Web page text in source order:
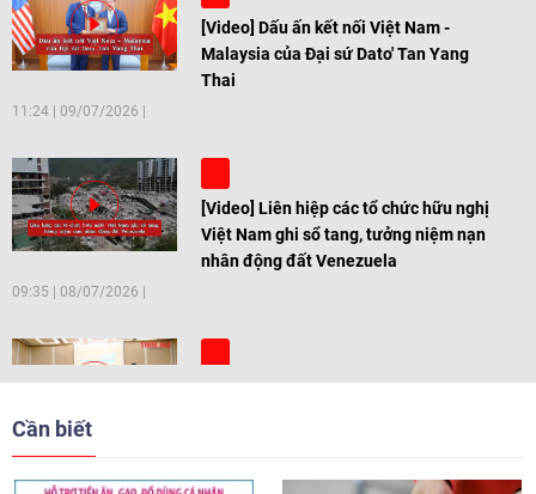
[Video] Dấu ấn kết nối Việt Nam -
Malaysia của Đại sứ Dato' Tan Yang
Thai
11:24 09/07/2026
[Video] Liên hiệp các tổ chức hữu nghị
Việt Nam ghi sổ tang, tưởng niệm nạn
nhân động đất Venezuela
09:35 08/07/2026
[Video] Trẻ em Đông Á cùng kiến tạo
Cần biết